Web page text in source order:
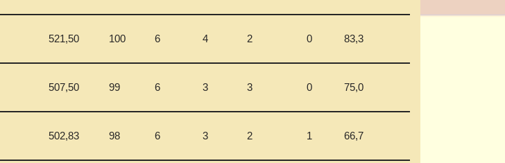
521,50 100 6 4 2 0 83,3
507,50 99 6 3 3 0 75,0
502,83 98 6 3 2 1 66,7